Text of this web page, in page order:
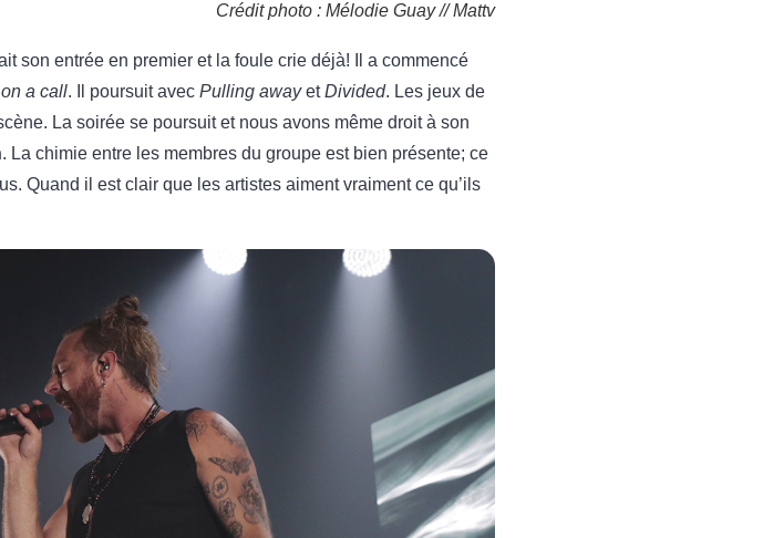
Crédit photo : Mélodie Guay // Mattv
son entrée en premier et la foule crie déjà! Il a commencé
a call. Il poursuit avec Pulling awayetDivided. Les jeux de
La soirée se poursuit et nous avons même droit à son
. La chimie entre les membres du groupe est bien présente; ce
Quand il est clair que les artistes aiment vraiment ce qu’ils